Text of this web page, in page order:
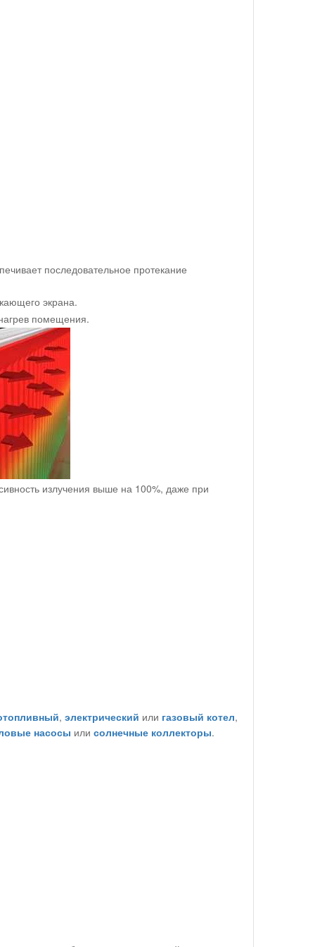
последовательное протекание
экрана.
помещения.
излучения выше на 100%, даже при
, электрический или газовый котел,
насосы или солнечные коллекторы.